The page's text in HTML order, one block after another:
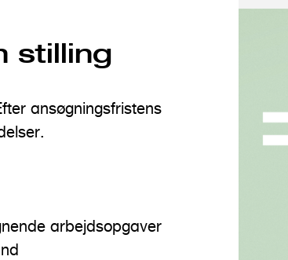
stilling
ansøgningsfristens
arbejdsopgaver